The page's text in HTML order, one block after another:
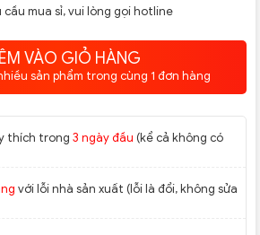
cầu mua sỉ, vui lòng gọihotline
VÀO GIỎ HÀNG
sản phẩm trong cùng 1 đơn hàng
thích trong 3 ngày đầu (kể cả không có
với lỗi nhà sản xuất (lỗi là đổi, không sửa